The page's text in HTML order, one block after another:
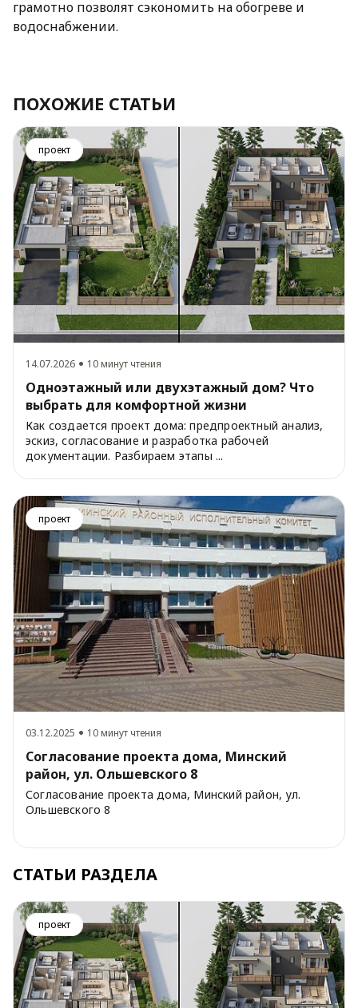
грамотно позволят сэкономить на обогреве и
водоснабжении.
ПОХОЖИЕ СТАТЬИ
проект
14.07.2026 10 минут чтения
Одноэтажный или двухэтажный дом? Что
выбрать для комфортной жизни
Как создается проект дома: предпроектный анализ,
эскиз, согласование и разработка рабочей
документации. Разбираем этапы ...
проект
03.12.2025 10 минут чтения
Согласование проекта дома, Минский
район, ул. Ольшевского 8
Согласование проекта дома, Минский район, ул.
Ольшевского 8
СТАТЬИ РАЗДЕЛА
проект